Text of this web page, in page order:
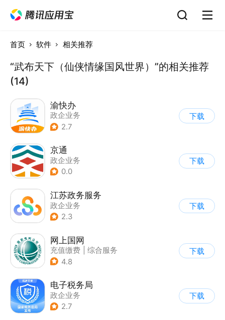
首页 软件 相关推荐
“武布天下（仙侠情缘国风世界）”的相关推荐
(14)
渝快办
政企业务
2.7
下载
京通
政企业务
0.0
下载
江苏政务服务
政企业务
2.3
下载
网上国网
充值缴费
综合服务
4.8
下载
电子税务局
政企业务
2.7
下载